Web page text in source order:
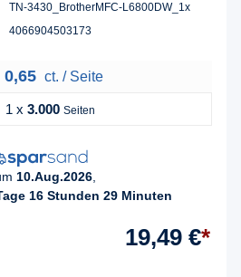
TN-3430_BrotherMFC-L6800DW_1x
4066904503173
0,65 ct. / Seite
1 x 3.000 Seiten
10.Aug.2026
16 Stunden 29 Minuten
19,49 €*